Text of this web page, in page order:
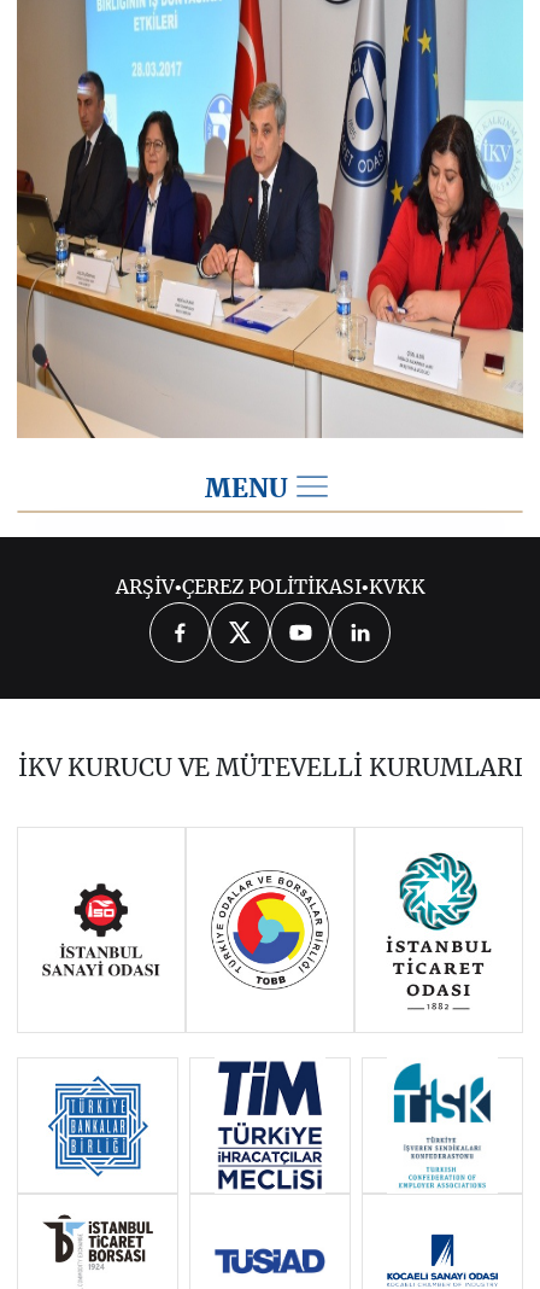
MENU
2026 2025 2024
2023 2022 2021
ARŞİV•ÇEREZ POLİTİKASI•KVKK
İKV KURUCU VE MÜTEVELLİ KURUMLARI